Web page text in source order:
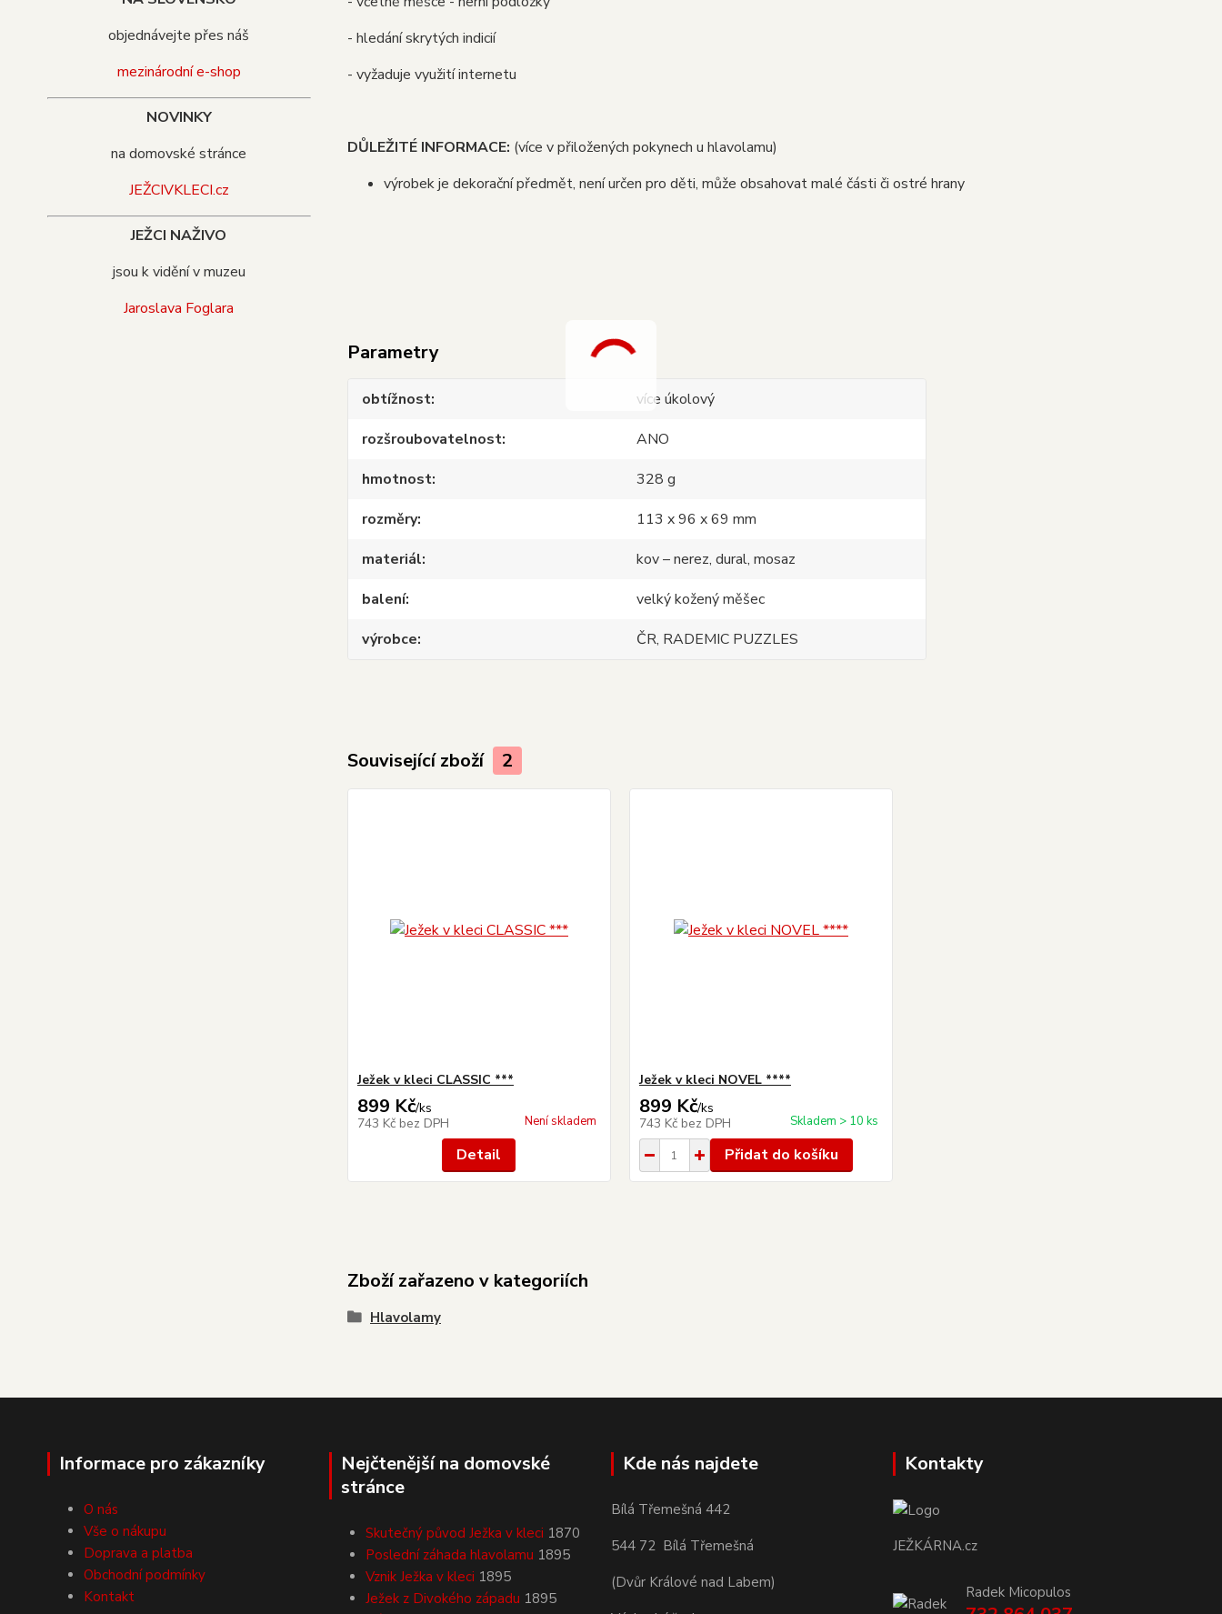
objednávejte přes náš
mezinárodní e-shop
NOVINKY
na domovské stránce
JEŽCIVKLECI.cz
JEŽCI NAŽIVO
jsou k vidění v muzeu
Jaroslava Foglara
- hledání skrytých indicií
- vyžaduje využití internetu
DŮLEŽITÉ INFORMACE: (více v přiložených pokynech u hlavolamu)
výrobek je dekorační předmět, není určen pro děti, může obsahovat malé části či ostré hrany
Parametry
obtížnost
více úkolový
rozšroubovatelnost
ANO
hmotnost
328 g
rozměry
113 x 96 x 69 mm
materiál
kov – nerez, dural, mosaz
balení
velký kožený měšec
výrobce
ČR, RADEMIC PUZZLES
Související zboží 2
Ježek v kleci CLASSIC ***
899 Kč/ks
743 Kč bez DPH Není skladem
Detail
Ježek v kleci NOVEL ****
899 Kč/ks
743 Kč bez DPH Skladem > 10 ks
Přidat do košíku
Zboží zařazeno v kategoriích
Hlavolamy
Informace pro zákazníky
O nás
Vše o nákupu
Doprava a platba
Obchodní podmínky
Kontakt
Nejčtenější na domovské
stránce
Skutečný původ Ježka v kleci 1870
Poslední záhada hlavolamu 1895
Vznik Ježka v kleci 1895
Ježek z Divokého západu 1895
Kde nás najdete
Bílá Třemešná 442
544 72 Bílá Třemešná
(Dvůr Králové nad Labem)
Kontakty
JEŽKÁRNA.cz
Radek Micopulos